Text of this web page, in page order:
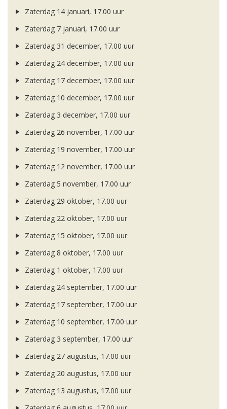
Zaterdag 14 januari, 17.00 uur
Zaterdag 7 januari, 17.00 uur
Zaterdag 31 december, 17.00 uur
Zaterdag 24 december, 17.00 uur
Zaterdag 17 december, 17.00 uur
Zaterdag 10 december, 17.00 uur
Zaterdag 3 december, 17.00 uur
Zaterdag 26 november, 17.00 uur
Zaterdag 19 november, 17.00 uur
Zaterdag 12 november, 17.00 uur
Zaterdag 5 november, 17.00 uur
Zaterdag 29 oktober, 17.00 uur
Zaterdag 22 oktober, 17.00 uur
Zaterdag 15 oktober, 17.00 uur
Zaterdag 8 oktober, 17.00 uur
Zaterdag 1 oktober, 17.00 uur
Zaterdag 24 september, 17.00 uur
Zaterdag 17 september, 17.00 uur
Zaterdag 10 september, 17.00 uur
Zaterdag 3 september, 17.00 uur
Zaterdag 27 augustus, 17.00 uur
Zaterdag 20 augustus, 17.00 uur
Zaterdag 13 augustus, 17.00 uur